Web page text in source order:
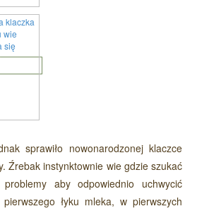
sprawiło nowonarodzonej klaczce
Źrebak instynktownie wie gdzie szukać
aby odpowiednio uchwycić
łyku mleka, w pierwszych